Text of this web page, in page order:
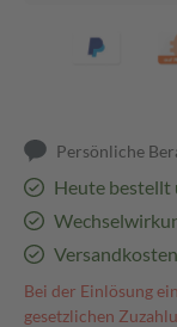
Persönliche
Heute bestellt
Bei der Einlösung
gesetzlichen